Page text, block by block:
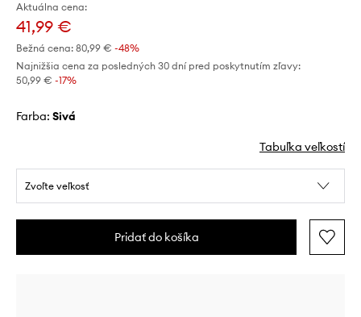
Aktuálna cena:
41,99 €
Bežná cena: 80,99 € -48%
Najnižšia cena za posledných 30 dní pred poskytnutím zľavy:
50,99 € -17%
Farba: sivá
Tabuľka veľkostí
Zvoľte veľkosť
Pridať do košíka